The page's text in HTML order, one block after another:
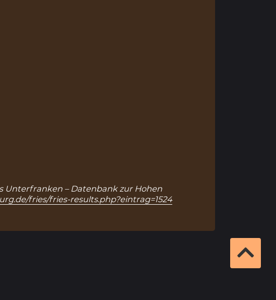
Unterfranken – Datenbank zur Hohen
fries/fries-results.php?eintrag=1524